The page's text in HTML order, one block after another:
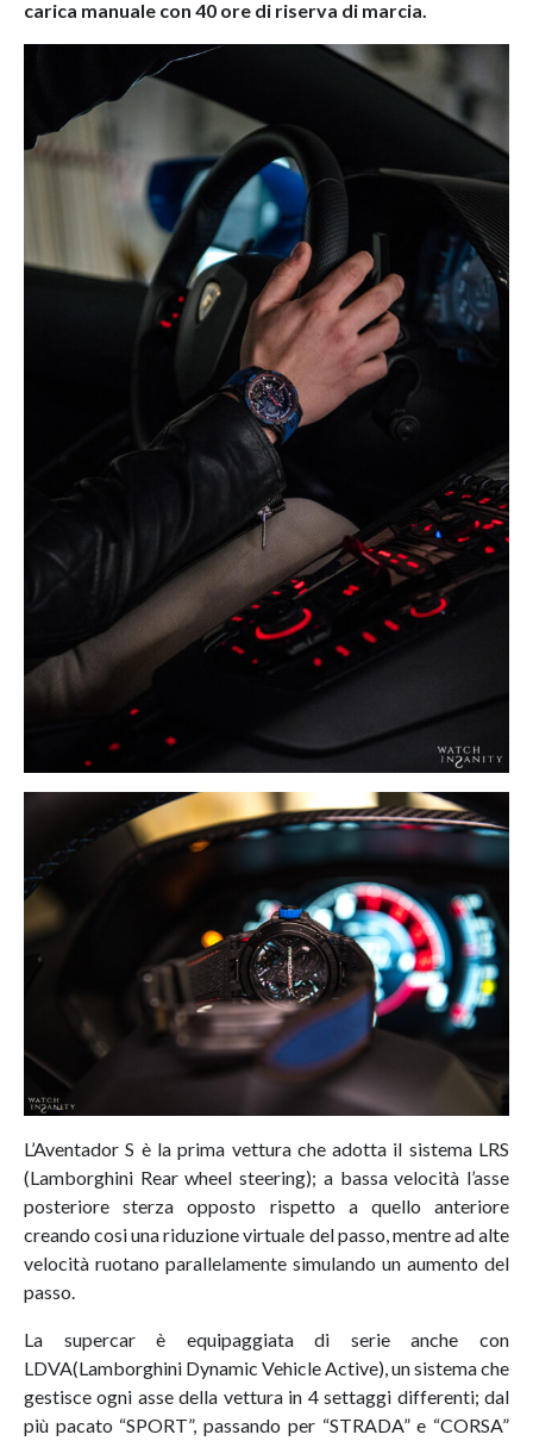
carica manuale con 40 ore di riserva di marcia.
L’Aventador S è la prima vettura che adotta il sistema LRS
(Lamborghini Rear wheel steering); a bassa velocità l’asse
posteriore sterza opposto rispetto a quello anteriore
creando cosi una riduzione virtuale del passo, mentre ad alte
velocità ruotano parallelamente simulando un aumento del
passo.
La supercar è equipaggiata di serie anche con
LDVA(Lamborghini Dynamic Vehicle Active), un sistema che
gestisce ogni asse della vettura in 4 settaggi differenti; dal
più pacato “SPORT”, passando per “STRADA” e “CORSA”